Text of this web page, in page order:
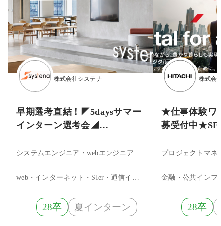
株式会社システナ
早期選考直結！◤5daysサマー
インターン選考会◢
9/2(水)開催分】
システムエンジニア・webエンジニア・フロントエンドエンジニア・サーバーサイドエンジニア・インフラエンジニア・ネットワークエンジニア・サーバエンジニア・セキュリティエンジニア・データベースエンジニア・組込・制御エンジニア・アプリケーションエンジニア・iOSエンジニア・Androidエンジニア・ネイティブアプリエンジニア・その他・まだ決まっていない
web・インターネット・SIer・通信インフラ
28卒 夏インターン
株式会
★仕事体験ワ
募受付中★SE
金融・公共インフ
28卒